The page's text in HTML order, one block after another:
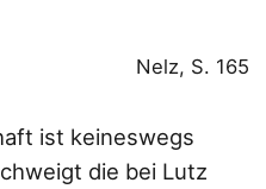
Nelz, S. 165
ist keineswegs
die bei Lutz